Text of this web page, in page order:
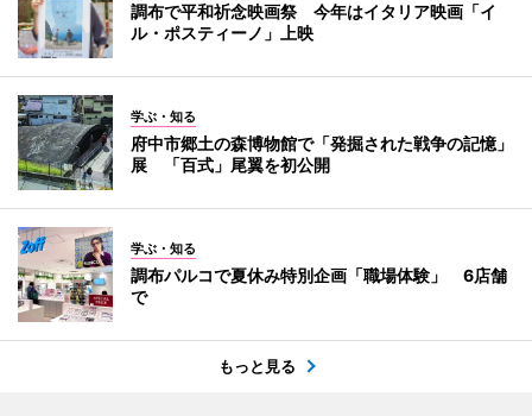
調布で平和祈念映画祭 今年はイタリア映画「イ
ル・ポスティーノ」上映
学ぶ・知る
府中市郷土の森博物館で「発掘された戦争の記憶」
展 「百式」尾翼を初公開
学ぶ・知る
調布パルコで夏休み特別企画「職場体験」 6店舗
で
もっと見る